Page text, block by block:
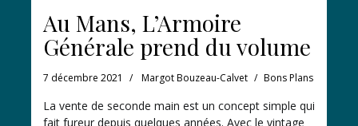
Au Mans, L’Armoire
Générale prend du volume
7 décembre 2021 Margot Bouzeau-Calvet Bons Plans
La vente de seconde main est un concept simple qui
fait fureur depuis quelques années. Avec le vintage